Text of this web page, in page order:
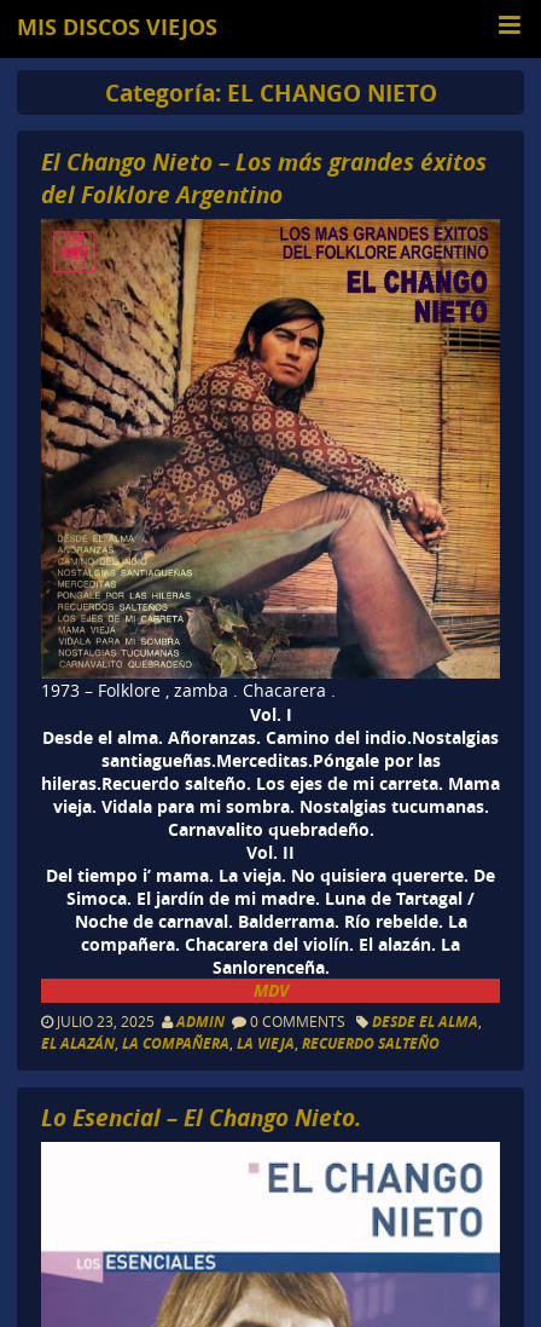
MIS DISCOS VIEJOS
Categoría: EL CHANGO NIETO
El Chango Nieto – Los más grandes éxitos
del Folklore Argentino
1973 – Folklore , zamba . Chacarera .
Vol. I
Desde el alma. Añoranzas. Camino del indio.Nostalgias
santiagueñas.Merceditas.Póngale por las
hileras.Recuerdo salteño. Los ejes de mi carreta. Mama
vieja. Vidala para mi sombra. Nostalgias tucumanas.
Carnavalito quebradeño.
Vol. II
Del tiempo i’ mama. La vieja. No quisiera quererte. De
Simoca. El jardín de mi madre. Luna de Tartagal /
Noche de carnaval. Balderrama. Río rebelde. La
compañera. Chacarera del violín. El alazán. La
Sanlorenceña.
MDV
JULIO 23, 2025 ADMIN 0 COMMENTS DESDE EL ALMA,
EL ALAZÁN, LA COMPAÑERA, LA VIEJA, RECUERDO SALTEÑO
Lo Esencial – El Chango Nieto.